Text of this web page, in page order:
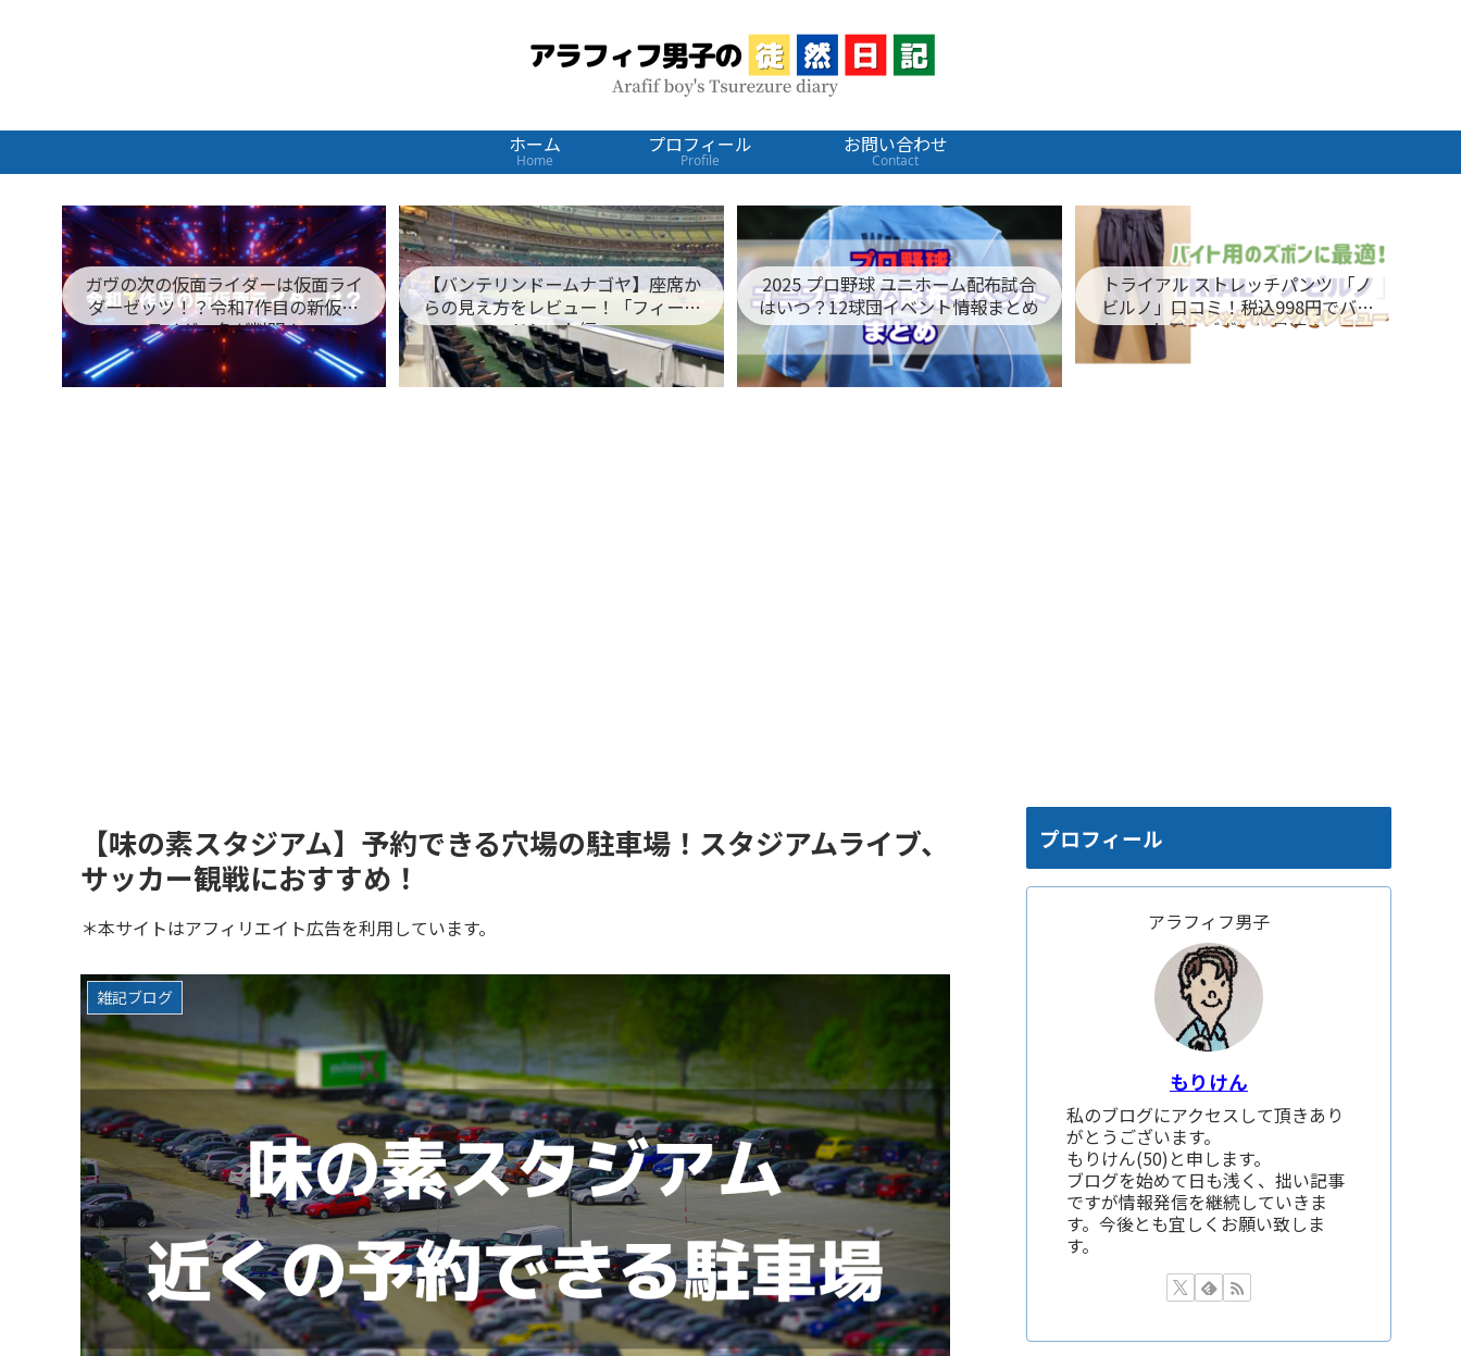
ホーム
Home
プロフィール
Profile
お問い合わせ
Contact
ガヴの次の仮面ライダーは仮面ライ
ダーゼッツ！？令和7作目の新仮面
ライダー名が判明！
【バンテリンドームナゴヤ】座席か
らの見え方をレビュー！「フィール
ドシート編」
2025 プロ野球 ユニホーム配布試合
はいつ？12球団イベント情報まとめ
トライアル ストレッチパンツ 「ノ
ビルノ」口コミ！税込998円でバイ
ト用のズボンに最適！
【味の素スタジアム】予約できる穴場の駐車場！スタジアムライブ、
サッカー観戦におすすめ！
＊本サイトはアフィリエイト広告を利用しています。
雑記ブログ
プロフィール
アラフィフ男子
もりけん
私のブログにアクセスして頂きあり
がとうございます。
もりけん(50)と申します。
ブログを始めて日も浅く、拙い記事
ですが情報発信を継続していきま
す。今後とも宜しくお願い致しま
す。